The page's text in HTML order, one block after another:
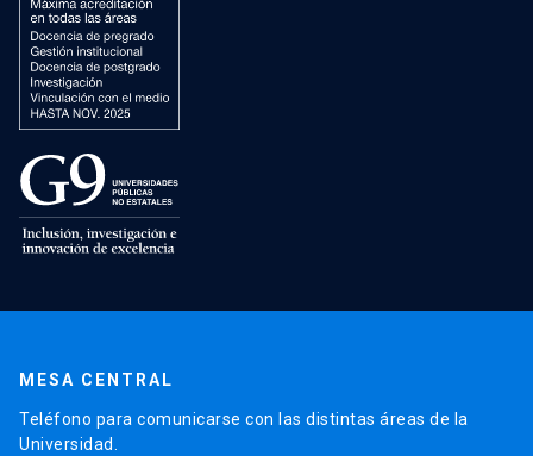
MESA CENTRAL
Teléfono para comunicarse con las distintas áreas de la
Universidad.